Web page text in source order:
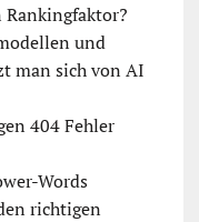
Rankingfaktor?
und
man sich von AI
404 Fehler
Words
richtigen